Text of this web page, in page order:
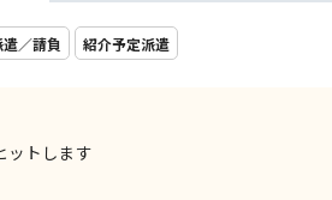
遣／請負 紹介予定派遣
ットします